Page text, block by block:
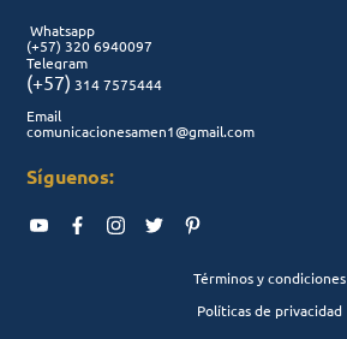
Whatsapp
(+57) 320 6940097
Telegram
(+57) 314 7575444
Email
comunicacionesamen1@gmail.com
Síguenos:
Términos y condiciones
Políticas de privacidad